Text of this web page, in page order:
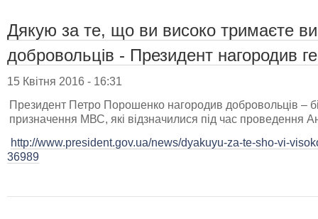
Дякую за те, що ви високо тримаєте
добровольців - Президент нагородив
15 Квітня 2016 - 16:31
Президент Петро Порошенко нагородив добровольців –
призначення МВС, які відзначилися під час проведення
http://www.president.gov.ua/news/dyakuyu-za-te-sho-vi-
36989